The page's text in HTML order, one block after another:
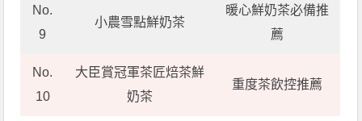
No.
9
小農雪點鮮奶茶
暖心鮮奶茶必備推
薦
No.
10
大臣賞冠軍茶匠焙茶鮮
奶茶
重度茶飲控推薦